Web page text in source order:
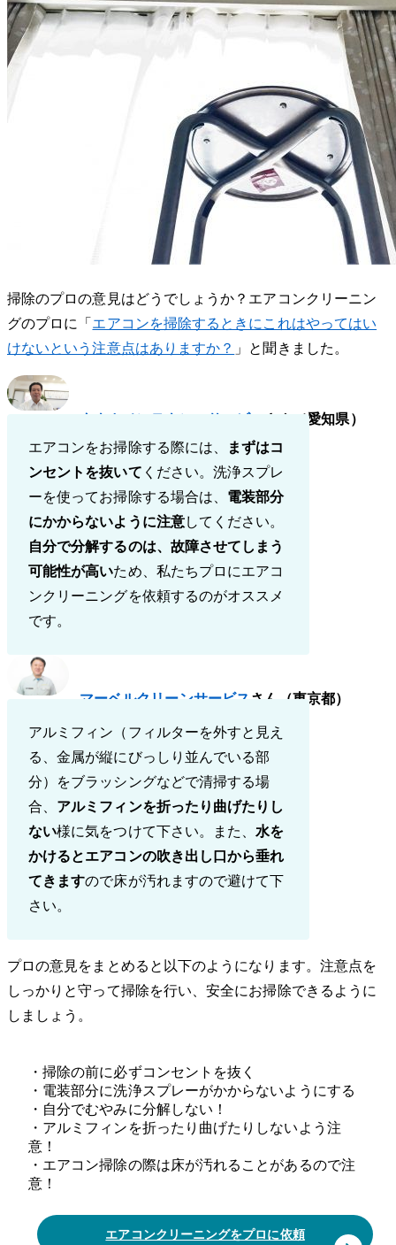
掃除のプロの意見はどうでしょうか？エアコンクリーニン
グのプロに「 エアコンを掃除するときにこれはやってはい
けないという注意点はありますか？ 」と聞きました。
タナカメンテナンスサービス
さん（愛知県）
エアコンをお掃除する際には、
まずはコ
ンセントを抜いて ください。洗浄スプレ
ーを使ってお掃除する場合は、 電装部分
にかからないように注意してください。
自分で分解するのは、故障させてしまう
可能性が高いため、私たちプロにエアコ
ンクリーニングを依頼するのがオススメ
です。
マーベルクリーンサービス さん（東京都）
アルミフィン（フィルターを外すと見え
る、金属が縦にびっしり並んでいる部
分）をブラッシングなどで清掃する場
合、 アルミフィンを折ったり曲げたりし
ない様に気をつけて下さい。また、 水を
かけるとエアコンの吹き出し口から垂れ
てきますので床が汚れますので避けて下
さい。
プロの意見をまとめると以下のようになります。注意点を
しっかりと守って掃除を行い、安全にお掃除できるように
しましょう。
・掃除の前に必ずコンセントを抜く
・電装部分に洗浄スプレーがかからないようにする
・自分でむやみに分解しない！
・アルミフィンを折ったり曲げたりしないよう注
意！
・エアコン掃除の際は床が汚れることがあるので注
意！
エアコンクリーニングをプロに依頼